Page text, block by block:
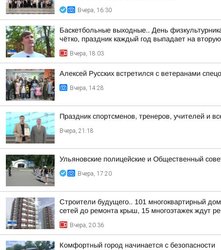
Вчера, 16:30
Баскетбольные выходные.. День
чётко, праздник каждый год выпадает на вторую
Вчера, 18:03
Алексей Русских встретился с ветеранами
Вчера, 14:28
Праздник спортсменов, тренеров, учителей и
Вчера, 21:18
Ульяновские полицейские и Общественный
Вчера, 17:20
Строители будущего.. 101 многоквартирный
сетей до ремонта крыш, 15 многоэтажек ждут
Вчера, 20:36
Комфортный город начинается с безопасности